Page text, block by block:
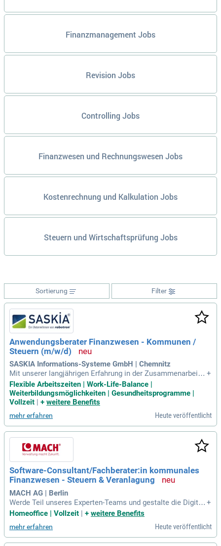
Finanzmanagement Jobs
Revision Jobs
Controlling Jobs
Finanzwesen und Rechnungswesen Jobs
Kostenrechnung und Kalkulation Jobs
Steuern und Wirtschaftsprüfung Jobs
Filter
Sortierung
Anwendungsberater Finanzwesen - Kommunen /
Steuern (m/w/d)
SASKIA Informations-Systeme GmbH | Chemnitz
Mit unserer langjährigen Erfahrung in der Zusammenarbeit
mit Kommunen und öffentlichen Verwaltungen verstehen wi
r die komplexen Strukturen von Behörden. Wir engagieren u
ns aktiv für die Modernisierung und Digitalisierung der Verw
n. Unsere modularen Komplettlösungen unterstützen die Fin
anzverwaltung, die Erfassung von Leistungsdaten sowie die
Personalabrechnung. Zudem entwickeln wir maßgeschneide
rte Softwarelösungen für Landes- und Bundesbehörden. In Ih
rer Beratungsrolle helfen Sie unseren Kunden, Steuer- und A
bgabenveranlagungen effizient zu gestalten. Dabei unterstüt
zen Sie sie bei der Erstellung von Bescheiden, der Durchführ
ung von Auswertungen und der Bearbeitung laufender Vorgä
nge.
+
Flexible Arbeitszeiten | Work-Life-Balance |
Weiterbildungsmöglichkeiten | Gesundheitsprogramme |
Vollzeit
+ weitere Benefits
mehr erfahren Heute veröffentlicht
Software-Consultant/Fachberater:in kommunales
Finanzwesen - Steuern & Veranlagung
MACH AG | Berlin
Werde Teil unseres Experten-Teams und gestalte die Digitali
sierung im kommunalen Finanzwesen mit! Als Berater:in für
tung in spannenden Implementierungsprojekten. Dein Fokus
auf Steuern und Abgaben ermöglicht dir eine präzise Analys
+
Homeoffice | Vollzeit | + weitere Benefits
mehr erfahren Heute veröffentlicht